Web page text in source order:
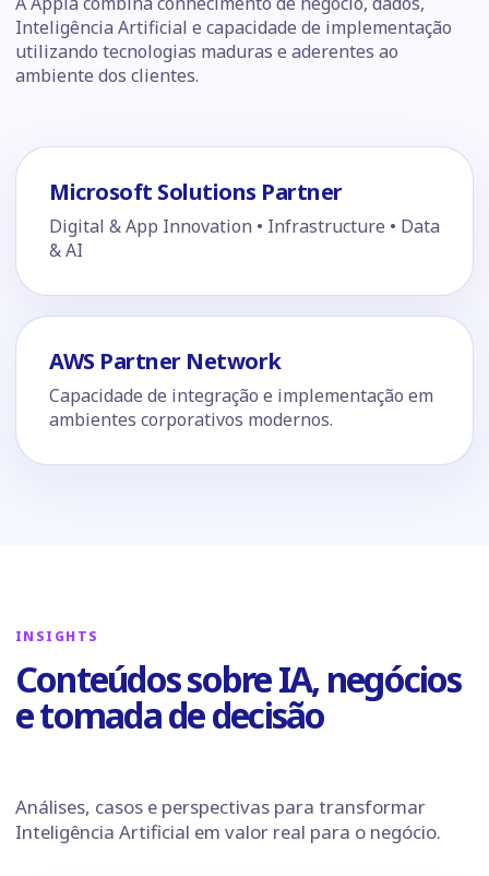
Inteligência Artificial e capacidade de implementação
utilizando tecnologias maduras e aderentes ao
ambiente dos clientes.
Microsoft Solutions Partner
Digital & App Innovation • Infrastructure • Data
& AI
AWS Partner Network
Capacidade de integração e implementação em
ambientes corporativos modernos.
INSIGHTS
Conteúdos sobre IA, negócios
e tomada de decisão
Análises, casos e perspectivas para transformar
Inteligência Artificial em valor real para o negócio.